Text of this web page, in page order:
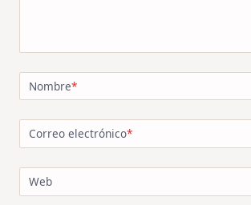
Nombre*
Correo electrónico*
Web